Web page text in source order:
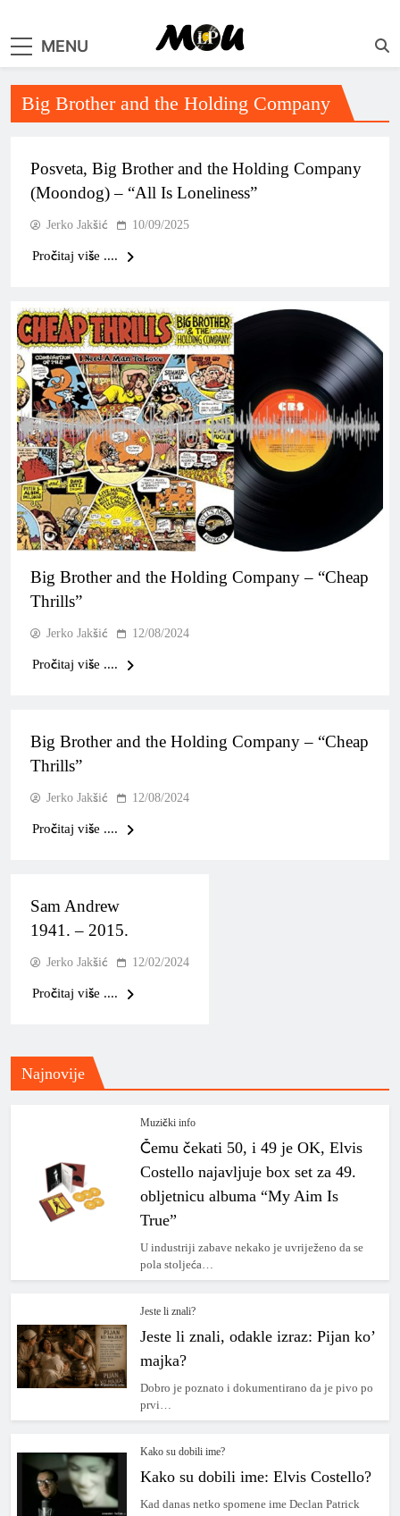
samo muzika i …..
MENU
Big Brother and the Holding Company
Posveta, Big Brother and the Holding Company
(Moondog) – “All Is Loneliness”
Jerko Jakšić 10/09/2025
Pročitaj više ....
Big Brother and the Holding Company – “Cheap
Thrills”
Jerko Jakšić 12/08/2024
Pročitaj više ....
Big Brother and the Holding Company – “Cheap
Thrills”
Jerko Jakšić 12/08/2024
Pročitaj više ....
Sam Andrew
1941. – 2015.
Jerko Jakšić 12/02/2024
Pročitaj više ....
Najnovije
Muzički info
Čemu čekati 50, i 49 je OK, Elvis
Costello najavljuje box set za 49.
obljetnicu albuma “My Aim Is
True”
U industriji zabave nekako je uvriježeno da se
pola stoljeća…
Jeste li znali?
Jeste li znali, odakle izraz: Pijan ko’
majka?
Dobro je poznato i dokumentirano da je pivo po
prvi…
Kako su dobili ime?
Kako su dobili ime: Elvis Costello?
Kad danas netko spomene ime Declan Patrick